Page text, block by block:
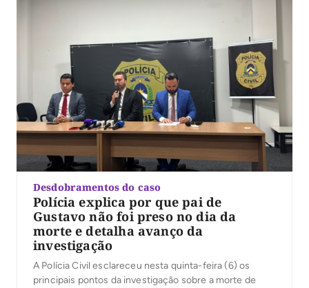
Desdobramentos do caso
Polícia explica por que pai de
Gustavo não foi preso no dia da
morte e detalha avanço da
investigação
A Polícia Civil esclareceu nesta quinta-feira (6) os
principais pontos da investigação sobre a morte de